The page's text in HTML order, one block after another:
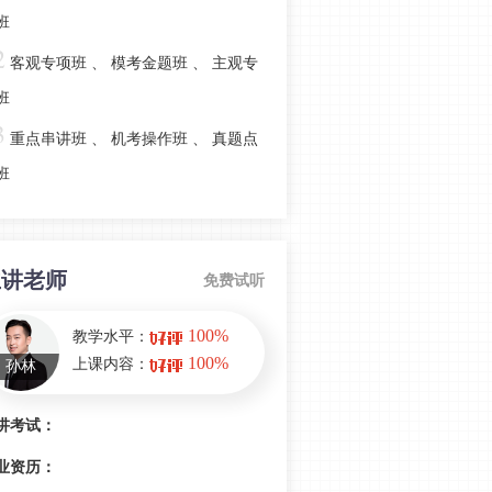
法》预习阶段学习计划
考情分析
2022年注会《经济法》延期考试必考
考情分析
一批考情分析
2022年注会经济法考前冲刺篇：票据
法律制度
注会经济法考前冲刺篇-破产法律制度
客观专项班 、 模考金题班 、 主观专
重点串讲班 、 机考操作班 、 真题点
老师 免费试听
孙林
教学水平： 100%
上课内容： 100%
考试：
资历：